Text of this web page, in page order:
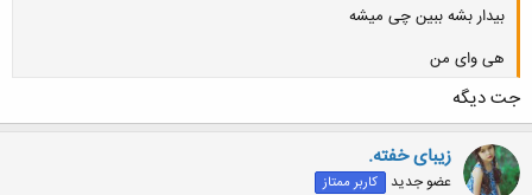
بیدار بشه ببین چی میشه
هی وای من
کلیک کنید تا باز شود...
جت دیگه
زیبای خفته.
عضو جدید کاربر ممتاز